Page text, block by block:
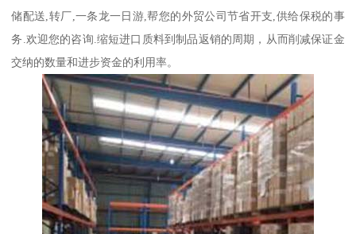
储配送,转厂,一条龙一日游,帮您的外贸公司节省开支,供给保税的事
务.欢迎您的咨询.缩短进口质料到制品返销的周期，从而削减保证金
交纳的数量和进步资金的利用率。